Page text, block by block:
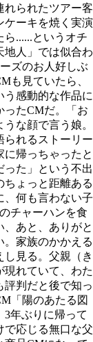
れられたツアー客
ケーキを焼く実演
......というオチ
地人」では似合わ
ズのお人好しぶ
も見ていたら、
う感動的な作品に
ったCMだ。「お
な顔で言う娘。
られるストーリー
帰っちゃったと
った」という不出
ょっと距離ある
、何も言わない子
チャーハンを食
あと、ありがと
。家族のかかえる
見る。父親（き
現れていて、わた
評判だと後で知っ
「陽のあたる図
年ぶりに帰って
で応じる無口な父